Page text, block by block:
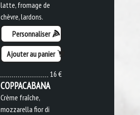
latte, fromage de
chèvre, lardons.
Personnaliser
Ajouter au panier
16 €
COPPACABANA
Crème fraîche,
mozzarella fior di